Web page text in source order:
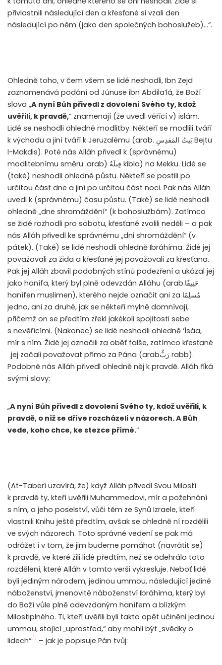
přivlastnili následující den a křesťané si vzali den
následující po něm (jako den společných bohoslužeb)…“.
Ohledně toho, v čem všem se lidé neshodli, Ibn Zejd
zaznamenává podání od Júnuse ibn Abdila’lá, že Boží
slova „A nyní Bůh přivedl z dovolení Svého ty, kdož
uvěřili, k pravdě,“ znamenají (že uvedl věřící v) islám.
Lidé se neshodli ohledně modlitby. Někteří se modlili tváří
k východu a jiní tváří k Jeruzalému (arab. بَيتُ المَقدِسِBejtu
l-Makdis). Poté nás Alláh přivedl k (správnému)
modlitebnímu směru
(arab. قِبلَةٌ kibla) na Mekku. Lidé se
(také) neshodli ohledně půstu. Někteří se postili po
určitou část dne a jiní po určitou část noci. Pak nás Alláh
uvedl k (správnému) času půstu. (Také) se lidé neshodli
ohledně „dne shromáždění“ (k bohoslužbám). Zatímco
se židé rozhodli pro sobotu, křesťané zvolili neděli – a pak
nás Alláh přivedl ke správnému „dni shromáždění“ (v
pátek). (Také) se lidé neshodli ohledně Ibráhíma. Židé jej
považovali za žida a křesťané jej považovali za křesťana.
Pak jej Alláh zbavil podobných stínů podezření a ukázal jej
jako hanífa, který byl plně odevzdán Alláhu (arab.حَنِيفًا
مُسلِمًا hanífen muslimen), kterého nejde označit ani za
jedno, ani za druhé, jak se někteří mylně domnívají,
přičemž on se předtím zřekl jakékoli spojitosti sebe
s nevěřícími. (Nakonec) se lidé neshodli ohledně ‘Ísáa,
mír s ním. Židé jej označili za oběť falše, zatímco křesťané
jej začali považovat přímo za Pána (arab.رَبٌّ rabb).
Podobně nás Alláh přivedl ohledně něj k pravdě. Alláh říká
svými slovy:
„A nyní Bůh přivedl z dovolení Svého ty, kdož uvěřili, k
pravdě, o níž se dříve rozcházeli v názorech. A Bůh
vede, koho chce, ke stezce přímé.“
(At-Taberí uzavírá, že) když Alláh přivedl Svou Milostí
k pravdě ty, kteří uvěřili Muhammedovi, mír a požehnání
s ním, a jeho poselství, vůči těm ze Synů Izraele, kteří
vlastnili Knihu ještě předtím, avšak se ohledně ní rozdělili
ve svých názorech. Toto správné vedení se pak má
odrážet i v tom, že jim budeme pomáhat (navrátit se)
k pravdě, ve které žili lidé předtím, než se odehrálo toto
rozdělení, které Alláh v tomto verši vykresluje. Neboť lidé
byli jediným národem, jedinou ummou, následující jediné
náboženství, jmenovitě náboženství Ibráhíma, který byl
do Boží vůle plně odevzdaným hanífem a blízkým
Milostiplného. Ti, kteří uvěřili byli takto opět učiněni jedinou
ummou, stojící „uprostřed,“ aby mohli být „svědky o
lidech“[1] – jak je popisuje Pán tvůj: